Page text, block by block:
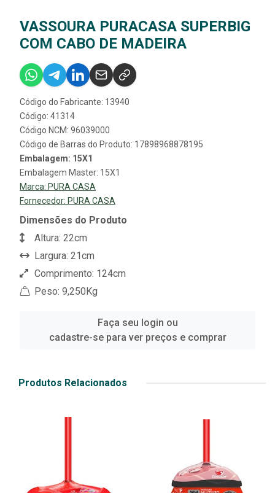
VASSOURA PURACASA SUPERBIG
COM CABO DE MADEIRA
Código do Fabricante: 13940
Código: 41314
Código NCM: 96039000
Código de Barras do Produto: 17898968878195
Embalagem: 15X1
Embalagem Master: 15X1
Marca: PURA CASA
Fornecedor: PURA CASA
Dimensões do Produto
Altura: 22cm
Largura: 21cm
Comprimento: 124cm
Peso: 9,250Kg
Faça seu login ou
cadastre-se para ver preços e comprar
Produtos Relacionados